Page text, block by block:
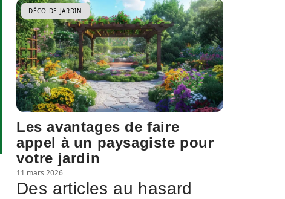
DÉCO DE JARDIN
Les avantages de faire
appel à un paysagiste pour
votre jardin
11 mars 2026
Des articles au hasard